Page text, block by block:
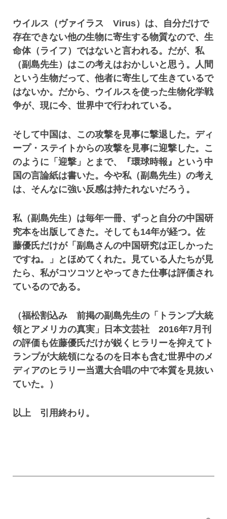
ウイルス（ヴァイラス Virus）は、自分だけで
存在できない他の生物に寄生する物質なので、生
命体（ライフ）ではないと言われる。だが、私
（副島先生）はこの考えはおかしいと思う。人間
という生物だって、他者に寄生して生きているで
はないか。だから、ウイルスを使った生物化学戦
争が、現に今、世界中で行われている。
そして中国は、この攻撃を見事に撃退した。ディ
ープ・ステイトからの攻撃を見事に迎撃した。こ
のように「迎撃」とまで、『環球時報』という中
国の言論紙は書いた。今や私（副島先生）の考え
は、そんなに強い反感は持たれないだろう。
私（副島先生）は毎年一冊、ずっと自分の中国研
究本を出版してきた。そしても14年が経つ。佐
藤優氏だけが「副島さんの中国研究は正しかった
ですね。」とほめてくれた。見ている人たちが見
たら、私がコツコツとやってきた仕事は評価され
ているのである。
（福松割込み 前掲の副島先生の「トランプ大統
領とアメリカの真実」日本文芸社 2016年7月刊
の評価も佐藤優氏だけが鋭くヒラリーを抑えてト
ランプが大統領になるのを日本も含む世界中のメ
ディアのヒラリー当選大合唱の中で本質を見抜い
ていた。）
以上 引用終わり。